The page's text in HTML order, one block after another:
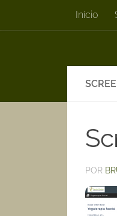
Skip to contentInício
POR